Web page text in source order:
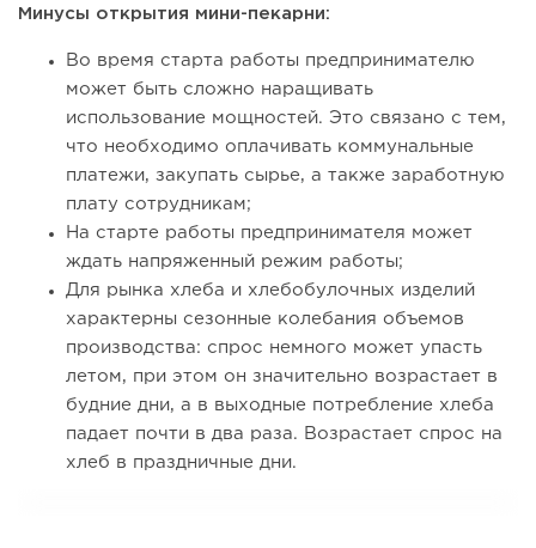
Минусы открытия мини-пекарни:
Во время старта работы предпринимателю
может быть сложно наращивать
использование мощностей. Это связано с тем,
что необходимо оплачивать коммунальные
платежи, закупать сырье, а также заработную
плату сотрудникам;
На старте работы предпринимателя может
ждать напряженный режим работы;
Для рынка хлеба и хлебобулочных изделий
характерны сезонные колебания объемов
производства: спрос немного может упасть
летом, при этом он значительно возрастает в
будние дни, а в выходные потребление хлеба
падает почти в два раза. Возрастает спрос на
хлеб в праздничные дни.